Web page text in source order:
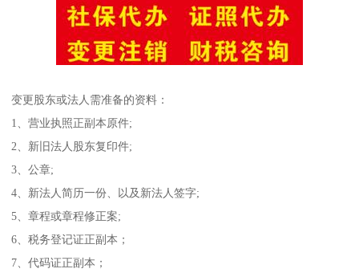
变更股东或法人需准备的资料：
1、营业执照正副本原件;
2、新旧法人股东复印件;
3、公章;
4、新法人简历一份、以及新法人签字;
5、章程或章程修正案;
6、税务登记证正副本；
7、代码证正副本；